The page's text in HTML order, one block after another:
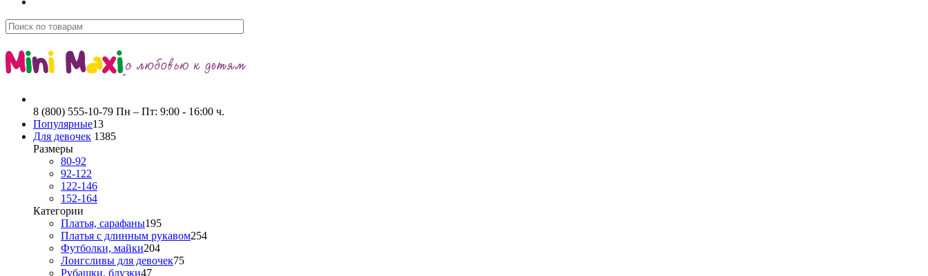
8 (800) 555-10-79 Пн – Пт: 9:00 - 16:00 ч.
Популярные13
Для девочек 1385
Размеры
80-92
92-122
122-146
152-164
Категории
Платья, сарафаны195
Платья с длинным рукавом254
Футболки, майки204
Лонгсливы для девочек75
Рубашки, блузки47